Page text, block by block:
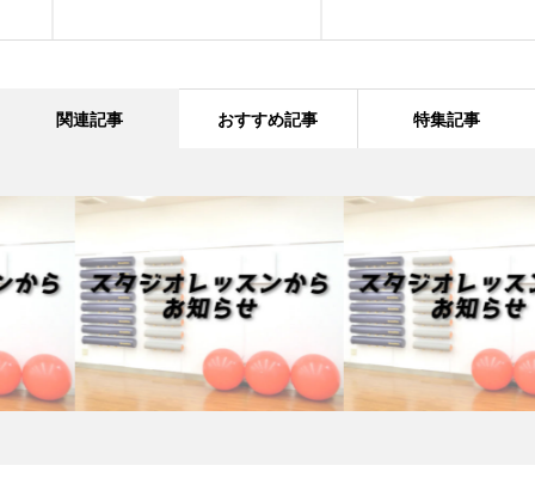
関連記事 おすすめ記事 特集記事